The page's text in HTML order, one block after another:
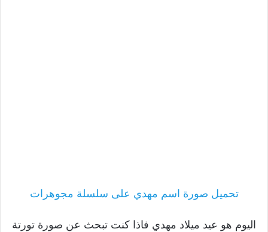
تحميل صورة اسم مهدي على سلسلة مجوهرات
اليوم هو عيد ميلاد مهدي فاذا كنت تبحث عن صورة تورتة